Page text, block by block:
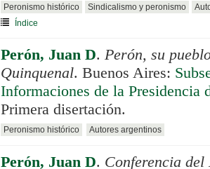
Peronismo histórico Sindicalismo y peronismo
Índice
Perón, Juan D. Perón, su
Quinquenal. Buenos Aires:
Informaciones de la Presidencia
Primera disertación.
Peronismo histórico Autores argentinos
Perón, Juan D. Conferencia del